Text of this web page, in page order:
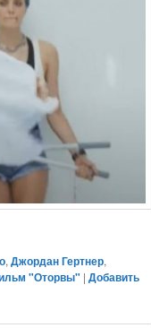
,Джордан Гертнер,
"Оторвы" |Добавить